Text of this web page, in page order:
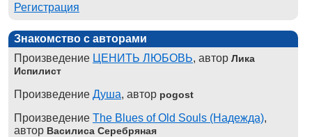
Регистрация
Знакомство с авторами
Произведение ЦЕНИТЬ ЛЮБОВЬ, автор Лика
Испилист
Произведение Душа, автор pogost
Произведение The Blues of Old Souls (Надежда),
автор Василиса Серебряная